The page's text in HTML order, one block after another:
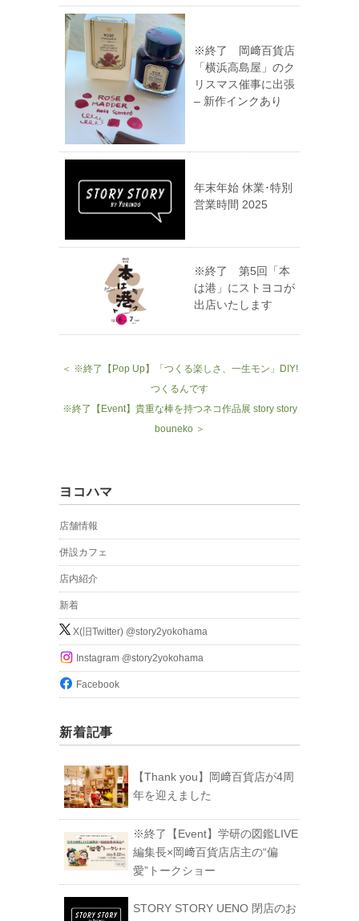
※終了 岡﨑百貨店
「横浜高島屋」のク
リスマス催事に出張
– 新作インクあり
年末年始 休業･特別
営業時間 2025
※終了 第5回「本
は港」にストヨコが
出店いたします
＜ ※終了【Pop Up】「つくる楽しさ、一生モン」DIY!
つくるんです
※終了【Event】貴重な棒を持つネコ作品展 story story
bouneko ＞
ヨコハマ
店舗情報
併設カフェ
店内紹介
新着
X(旧Twitter) @story2yokohama
Instagram @story2yokohama
Facebook
新着記事
【Thank you】岡﨑百貨店が4周
年を迎えました
※終了【Event】学研の図鑑LIVE
編集長×岡﨑百貨店店主の“偏
愛”トークショー
STORY STORY UENO 閉店のお